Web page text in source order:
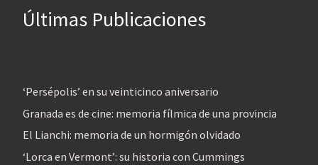
Últimas Publicaciones
‘Persépolis’ en su veinticinco aniversario
Granada es de cine: memoria fílmica de una provincia
El Lianchi: memoria de un hormigón olvidado
‘Lorca en Vermont’: su historia con Cummings